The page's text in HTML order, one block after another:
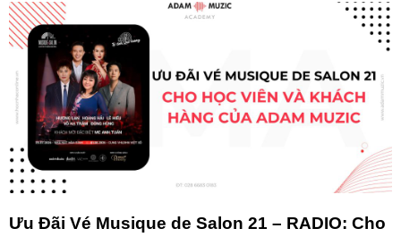
Ưu Đãi Vé Musique de Salon 21 – RADIO: Cho